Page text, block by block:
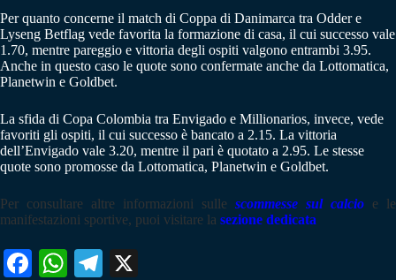
Per quanto concerne il match di Coppa di Danimarca tra Odder e
Lyseng Betflag vede favorita la formazione di casa, il cui successo vale
1.70, mentre pareggio e vittoria degli ospiti valgono entrambi 3.95.
Anche in questo caso le quote sono confermate anche da Lottomatica,
Planetwin e Goldbet.
La sfida di Copa Colombia tra Envigado e Millionarios, invece, vede
favoriti gli ospiti, il cui successo è bancato a 2.15. La vittoria
dell’Envigado vale 3.20, mentre il pari è quotato a 2.95. Le stesse
quote sono promosse da Lottomatica, Planetwin e Goldbet.
Per consultare altre informazioni sulle scommesse sul calcio e le
manifestazioni sportive, puoi visitare la sezione dedicata
Fa W
Te